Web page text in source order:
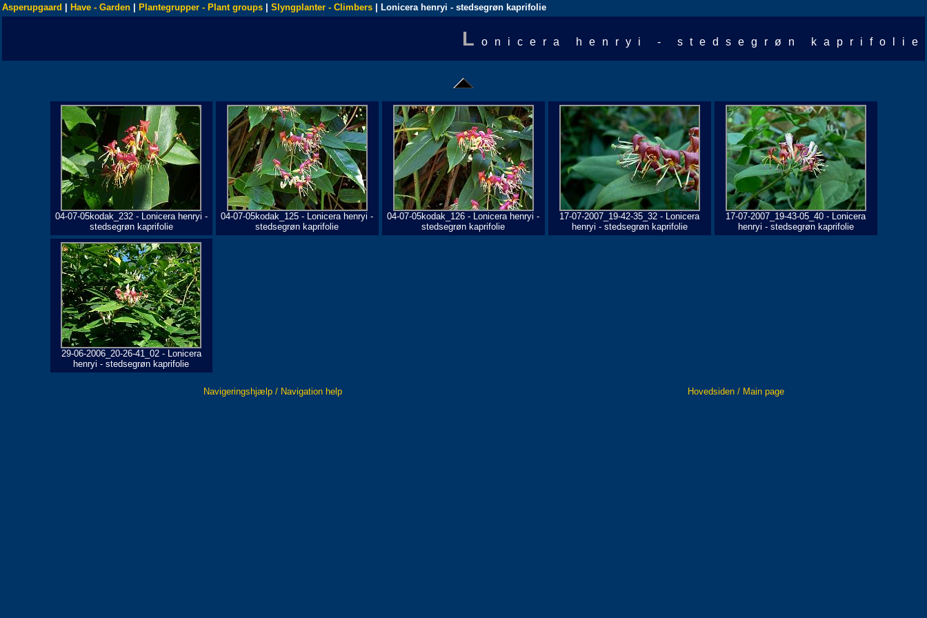
Asperupgaard Have - Garden Plantegrupper - Plant groups Slyngplanter - Climbers | Lonicera henryi - stedsegrøn kaprifolie
L onicera henryi - stedsegrøn kaprifolie
04-07-05kodak_232 - Lonicera henryi -
stedsegrøn kaprifolie
04-07-05kodak_125 - Lonicera henryi -
stedsegrøn kaprifolie
04-07-05kodak_126 - Lonicera henryi -
stedsegrøn kaprifolie
17-07-2007_19-42-35_32 - Lonicera
henryi - stedsegrøn kaprifolie
17-07-2007_19-43-05_40 - Lonicera
henryi - stedsegrøn kaprifolie
29-06-2006_20-26-41_02 - Lonicera
henryi - stedsegrøn kaprifolie
Navigeringshjælp / Navigation help Hovedsiden / Main page